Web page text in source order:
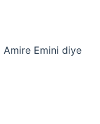
Amire Emini diye